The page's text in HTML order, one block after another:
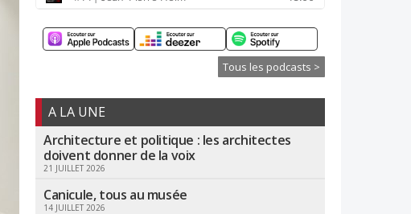
Tous les podcasts >
A LA UNE
Architecture et politique : les architectes
doivent donner de la voix
21 JUILLET 2026
Canicule, tous au musée
14 JUILLET 2026